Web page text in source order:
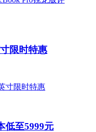
限时特惠
低至5999元